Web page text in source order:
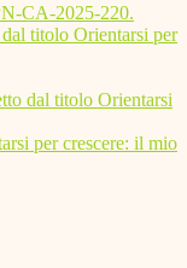
CA-2025-220.
titolo Orientarsi per
dal titolo Orientarsi
per crescere: il mio